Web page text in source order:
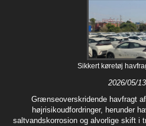
Sikkert køretøj
2026/05/13
Grænseoverskridende havfragt
højrisikoudfordringer, herunder
saltvandskorrosion og alvorlige skift i